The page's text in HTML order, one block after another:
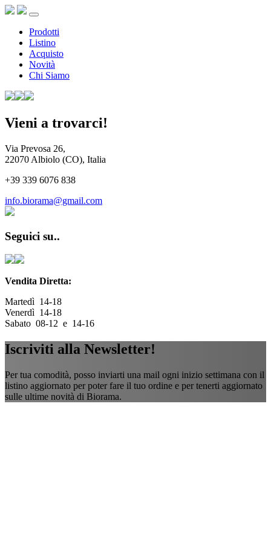
Prodotti
Listino
Acquisto
Novità
Chi Siamo
Vieni a trovarci!
Via Prevosa 26,
22070 Albiolo (CO), Italia
+39 339 6076 838
info.biorama@gmail.com
Seguici su..
Vendita Diretta:
Martedì 14-18
Venerdì 14-18
Sabato 08-12 e 14-16
Iscriviti alla Newsletter!
Per tua comodità, posso inviarti una mail ogni inizio settimana con il
listino aggiornato per poter fare il tuo ordine e per tenerti aggiornato
sulle ultime novità di Biorama.